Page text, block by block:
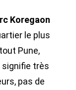
Koregaon
le plus
Pune,
signifie très
pas de